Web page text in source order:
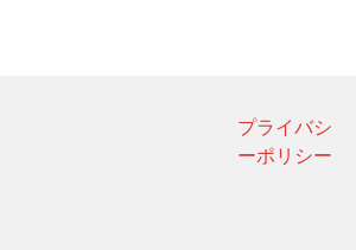
プライバシ
ーポリシー